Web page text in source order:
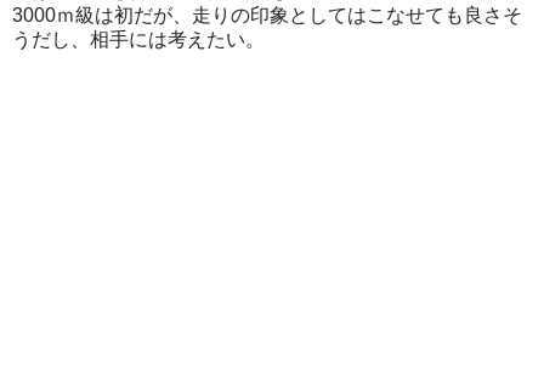
3000ｍ級は初だが、走りの印象としてはこなせても良さそ
うだし、相手には考えたい。